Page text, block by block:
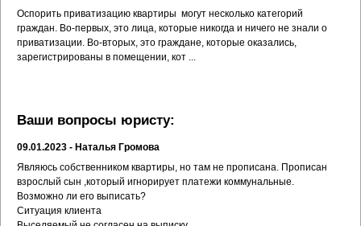
Оспорить приватизацию квартиры могут несколько категорий
граждан. Во-первых, это лица, которые никогда и ничего не знали о
приватизации. Во-вторых, это граждане, которые оказались,
зарегистрированы в помещении, кот ...
Ваши вопросы юристу:
09.01.2023 - Наталья Громова
Являюсь собственником квартиры, но там не прописана. Прописан
взрослый сын ,который игнорирует платежи коммунальные.
Возможно ли его выписать?
Ситуация клиента